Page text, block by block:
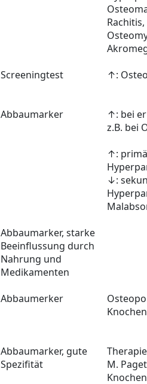
Screeningtest ↑:
Abbaumarker
↑: bei
z.B. bei
↑:
↓:
Abbaumarker, starke
Beeinflussung durch
Nahrung und
Medikamenten
Abbaumerker
Abbaumarker, gute
Spezifität
M.